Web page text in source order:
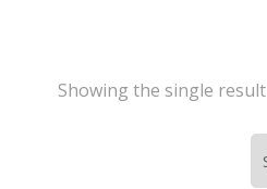
Showing the single result